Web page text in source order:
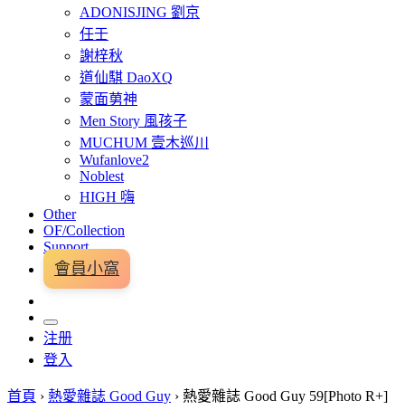
ADONISJING 劉京
任壬
謝梓秋
道仙騏 DaoXQ
蒙面莮神
Men Story 風孩子
MUCHUM 壹木巡川
Wufanlove2
Noblest
HIGH 嗨
Other
OF/Collection
Support
會員小窩
注册
登入
首頁 › 熱愛雜誌 Good Guy › 熱愛雜誌 Good Guy 59[Photo R+]